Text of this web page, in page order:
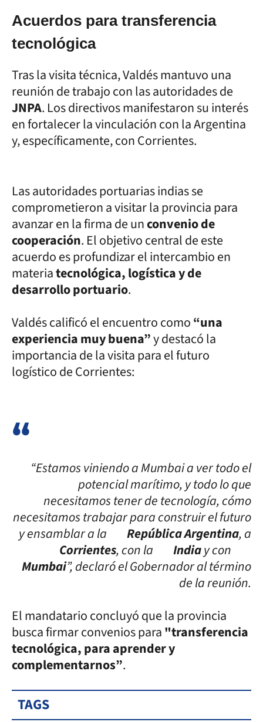
Acuerdos para transferencia
tecnológica
Tras la visita técnica, Valdés mantuvo una
reunión de trabajo con las autoridades de
JNPA. Los directivos manifestaron su interés
en fortalecer la vinculación con la Argentina
y, específicamente, con Corrientes.
Las autoridades portuarias indias se
comprometieron a visitar la provincia para
avanzar en la firma de unconvenio de
cooperación. El objetivo central de este
acuerdo es profundizar el intercambio en
materiatecnológica, logística y de
desarrollo portuario.
Valdés calificó el encuentro como“una
experiencia muy buena”y destacó la
importancia de la visita para el futuro
logístico de Corrientes:
“Estamos viniendo a Mumbai a ver todo el
potencial marítimo, y todo lo que
necesitamos tener de tecnología, cómo
necesitamos trabajar para construir el futuro
y ensamblar a la
República Argentina, a
Corrientes, con la Indiay con
Mumbai”, declaró el Gobernador al término
de la reunión.
El mandatario concluyó que la provincia
busca firmar convenios para"transferencia
tecnológica, para aprender y
complementarnos”.
TAGS